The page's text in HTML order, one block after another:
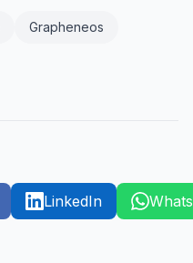
Grapheneos
LinkedIn